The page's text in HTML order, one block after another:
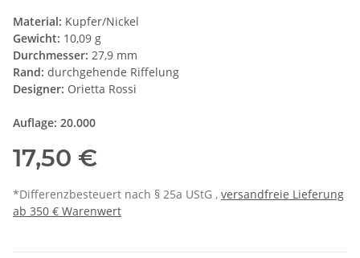
Material: Kupfer/Nickel
Gewicht: 10,09 g
Durchmesser: 27,9 mm
Rand: durchgehende Riffelung
Designer: Orietta Rossi
Auflage: 20.000
17,50 €
*Differenzbesteuert nach § 25a UStG , versandfreie Lieferung
ab 350 € Warenwert